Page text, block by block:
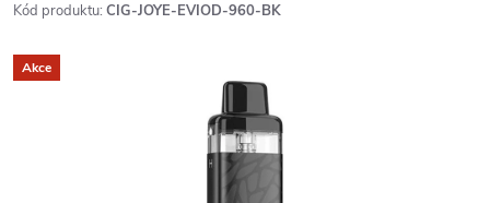
Kód produktu: CIG-JOYE-EVIOD-960-BK
Akce